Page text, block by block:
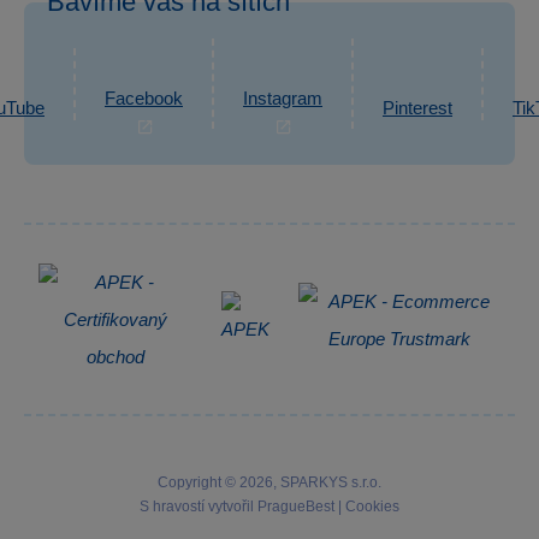
Reklamace
Informace o zpracování osobních údajů
eshop@sparkys.cz
Napsat zprávu
Facebook Instagram Pinterest
Copyright © 2026, SPARKYS s.r.o.
S hravostí vytvořil
PragueBest Cookies